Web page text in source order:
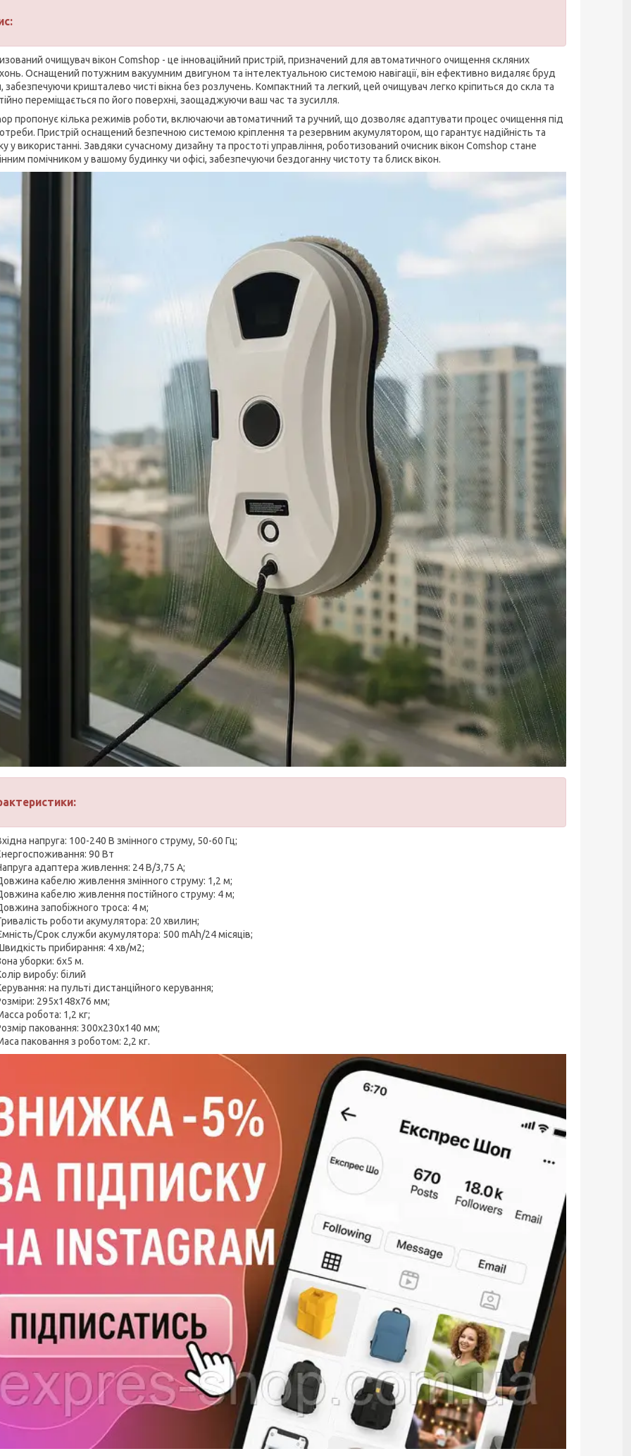
очищувач вікон Comshop - це інноваційний пристрій, призначений для автоматичного очищення скляних
Оснащений потужним вакуумним двигуном та інтелектуальною системою навігації, він ефективно видаляє бруд
забезпечуючи кришталево чисті вікна без розлучень. Компактний та легкий, цей очищувач легко кріпиться до скла та
переміщається по його поверхні, заощаджуючи ваш час та зусилля.
пропонує кілька режимів роботи, включаючи автоматичний та ручний, що дозволяє адаптувати процес очищення під
Пристрій оснащений безпечною системою кріплення та резервним акумулятором, що гарантує надійність та
у використанні. Завдяки сучасному дизайну та простоті управління, роботизований очисник вікон Comshop стане
помічником у вашому будинку чи офісі, забезпечуючи бездоганну чистоту та блиск вікон.
напруга: 100-240 В змінного струму, 50-60 Гц;
90 Вт
адаптера живлення: 24 В/3,75 А;
кабелю живлення змінного струму: 1,2 м;
кабелю живлення постійного струму: 4 м;
запобіжного троса: 4 м;
роботи акумулятора: 20 хвилин;
Срок служби акумулятора: 500 mAh/24 місяців;
прибирання: 4 хв/м2;
уборки: 6х5 м.
виробу: білий
на пульті дистанційного керування;
295х148х76 мм;
робота: 1,2 кг;
паковання: 300х230х140 мм;
паковання з роботом: 2,2 кг.